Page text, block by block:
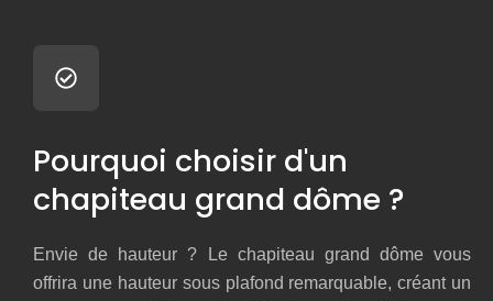
Pourquoi choisir d'un
chapiteau grand dôme ?
Envie de hauteur ? Le chapiteau grand dôme vous
offrira une hauteur sous plafond remarquable, créant un